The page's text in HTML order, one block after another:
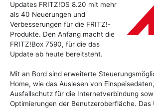
Updates FRITZ!OS 8.20 mit mehr
als 40 Neuerungen und
Verbesserungen für die FRITZ!-
Produkte. Den Anfang macht die
FRITZ!Box 7590, für die das
Update ab heute bereitsteht.
Mit an Bord sind erweiterte
Home, wie das Auslesen von
Ausfallschutz für die Internetverbindung
Optimierungen der Benutzeroberfläche.